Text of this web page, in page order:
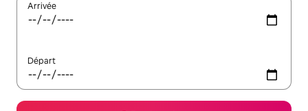
Arrivée
Départ